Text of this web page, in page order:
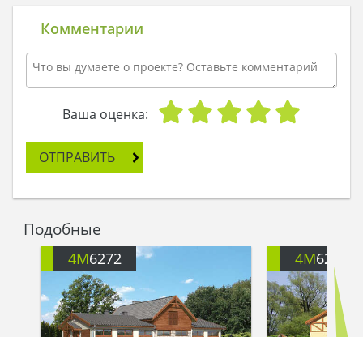
Комментарии
Ваша оценка:
ОТПРАВИТЬ
Подобные
4M6272 4M6273